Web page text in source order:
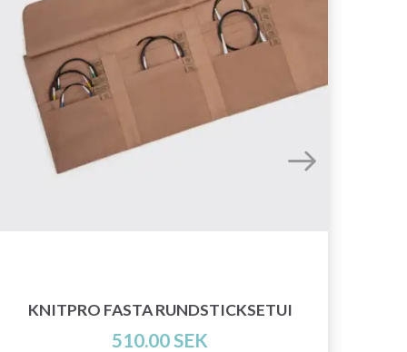
KNITPRO FASTA RUNDSTICKSETUI
510.00 SEK